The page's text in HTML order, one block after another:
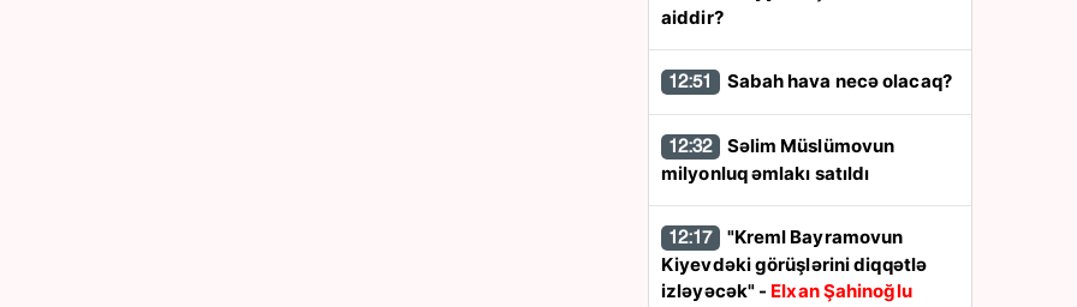
aiddir?
12:51 Sabah hava necə olacaq?
12:32
milyonluq əmlakı satıldı
12:17
Kiyevdəki görüşlərini diqqətlə
izləyəcək" - Elxan Şahinoğlu